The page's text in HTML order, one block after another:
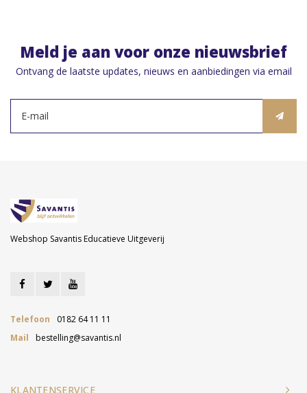
Meld je aan voor onze nieuwsbrief
Ontvang de laatste updates, nieuws en aanbiedingen via email
Webshop Savantis Educatieve Uitgeverij
Telefoon
0182 64 11 11
Mail
bestelling@savantis.nl
KLANTENSERVICE